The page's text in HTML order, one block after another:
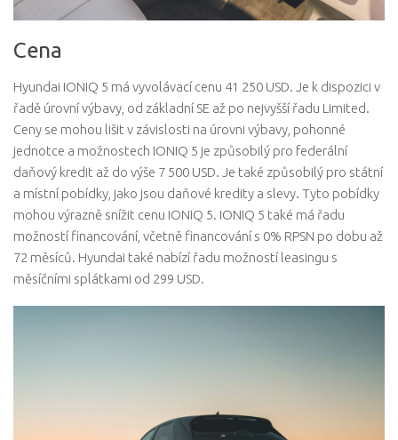
Cena
Hyundai IONIQ 5 má vyvolávací cenu 41 250 USD. Je k dispozici v
řadě úrovní výbavy, od základní SE až po nejvyšší řadu Limited.
Ceny se mohou lišit v závislosti na úrovni výbavy, pohonné
jednotce a možnostech IONIQ 5 je způsobilý pro federální
daňový kredit až do výše 7 500 USD. Je také způsobilý pro státní
a místní pobídky, jako jsou daňové kredity a slevy. Tyto pobídky
mohou výrazně snížit cenu IONIQ 5. IONIQ 5 také má řadu
možností financování, včetně financování s 0% RPSN po dobu až
72 měsíců. Hyundai také nabízí řadu možností leasingu s
měsíčními splátkami od 299 USD.